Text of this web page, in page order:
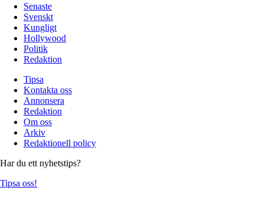
Senaste
Svenskt
Kungligt
Hollywood
Politik
Redaktion
Tipsa
Kontakta oss
Annonsera
Redaktion
Om oss
Arkiv
Redaktionell policy
Har du ett nyhetstips?
Tipsa oss!